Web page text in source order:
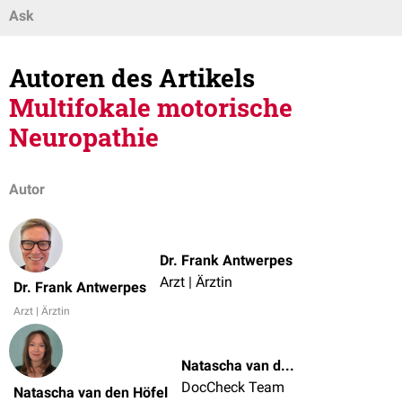
Ask
Autoren des Artikels
Multifokale motorische
Neuropathie
Autor
Dr. Frank Antwerpes
Arzt | Ärztin
Dr. Frank Antwerpes
Arzt | Ärztin
Natascha van den Höfel
Natascha van den Höfel
DocCheck Team